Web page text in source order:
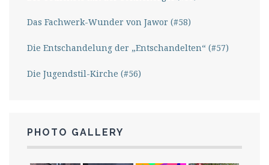
Das Fachwerk-Wunder von Jawor (#58)
Die Entschandelung der „Entschandelten“ (#57)
Die Jugendstil-Kirche (#56)
PHOTO GALLERY